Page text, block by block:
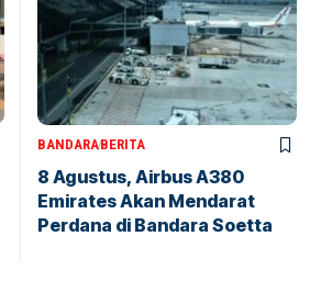
BANDARABERITA
8 Agustus, Airbus A380
Emirates Akan Mendarat
Perdana di Bandara Soetta